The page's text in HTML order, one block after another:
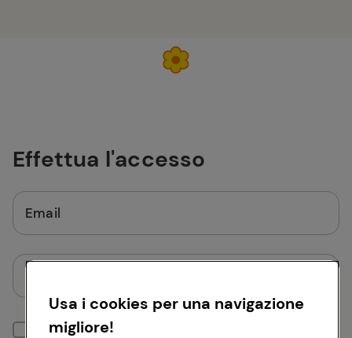
Effettua l'accesso
Email
Mantieni la sessione attiva
Usa i cookies per una navigazione
migliore!